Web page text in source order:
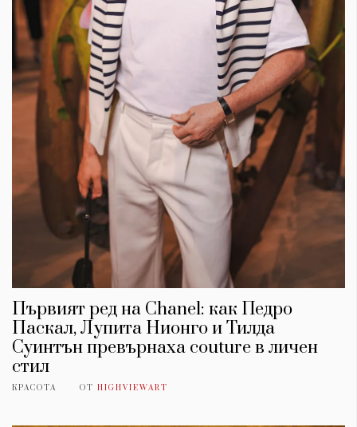
Първият ред на Chanel: как Педро
Паскал, Лупита Нионго и Тилда
Суинтън превърнаха couture в личен
стил
КРАСОТА ОТ HIGHVIEWART